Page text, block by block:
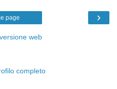
›
page
web
completo